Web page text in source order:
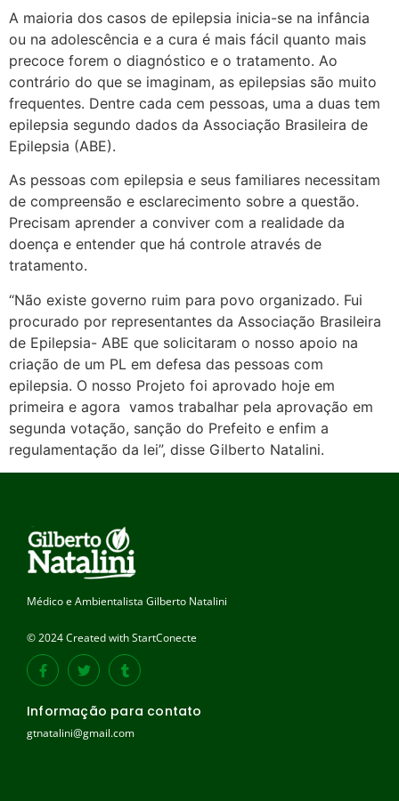
A maioria dos casos de epilepsia inicia-se na infância
ou na adolescência e a cura é mais fácil quanto mais
precoce forem o diagnóstico e o tratamento. Ao
contrário do que se imaginam, as epilepsias são muito
frequentes. Dentre cada cem pessoas, uma a duas tem
epilepsia segundo dados da Associação Brasileira de
Epilepsia (ABE).
As pessoas com epilepsia e seus familiares necessitam
de compreensão e esclarecimento sobre a questão.
Precisam aprender a conviver com a realidade da
doença e entender que há controle através de
tratamento.
“Não existe governo ruim para povo organizado. Fui
procurado por representantes da Associação Brasileira
de Epilepsia- ABE que solicitaram o nosso apoio na
criação de um PL em defesa das pessoas com
epilepsia. O nosso Projeto foi aprovado hoje em
primeira e agora vamos trabalhar pela aprovação em
segunda votação, sanção do Prefeito e enfim a
regulamentação da lei”, disse Gilberto Natalini.
Médico e Ambientalista Gilberto Natalini
© 2024 Created with StartConecte
Informação para contato
gtnatalini@gmail.com